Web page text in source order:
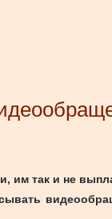
им так и не